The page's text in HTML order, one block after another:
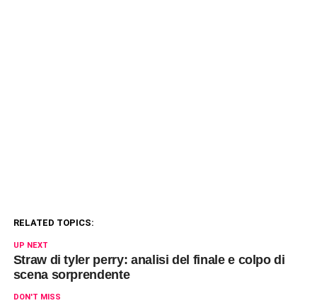
RELATED TOPICS:
UP NEXT
Straw di tyler perry: analisi del finale e colpo di
scena sorprendente
DON'T MISS